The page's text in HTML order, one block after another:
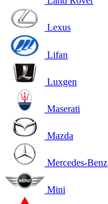
Lexus
Lifan
Luxgen
Maserati
Mazda
Mercedes-Benz
Mini